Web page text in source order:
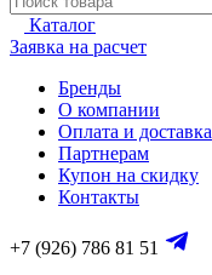
Каталог
Заявка на расчет
Бренды
О компании
Оплата и доставка
Партнерам
Купон на скидку
Контакты
+7 (926) 786 81 51